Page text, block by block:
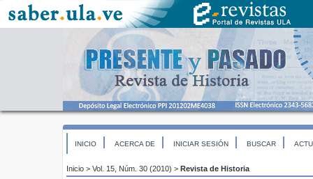
INICIO ACERCA DE INICIAR SESIÓN BUSCAR
Inicio > Vol. 15, Núm. 30 (2010) > Revista de Historia